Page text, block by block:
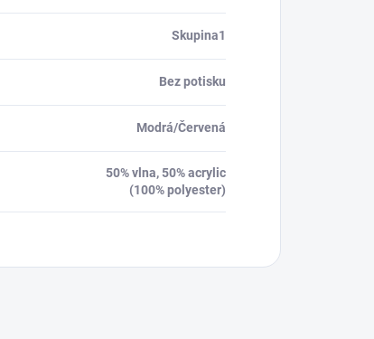
Skupina1
Bez potisku
Modrá/Červená
50% vlna, 50% acrylic
(100% polyester)